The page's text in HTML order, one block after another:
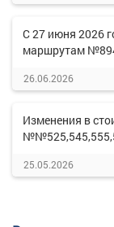
С 27 июня 2026
маршрутам
26.06.2026
Изменения в
25.05.2026